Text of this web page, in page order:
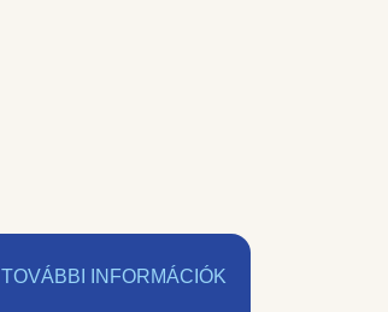
TOVÁBBI INFORMÁCIÓK